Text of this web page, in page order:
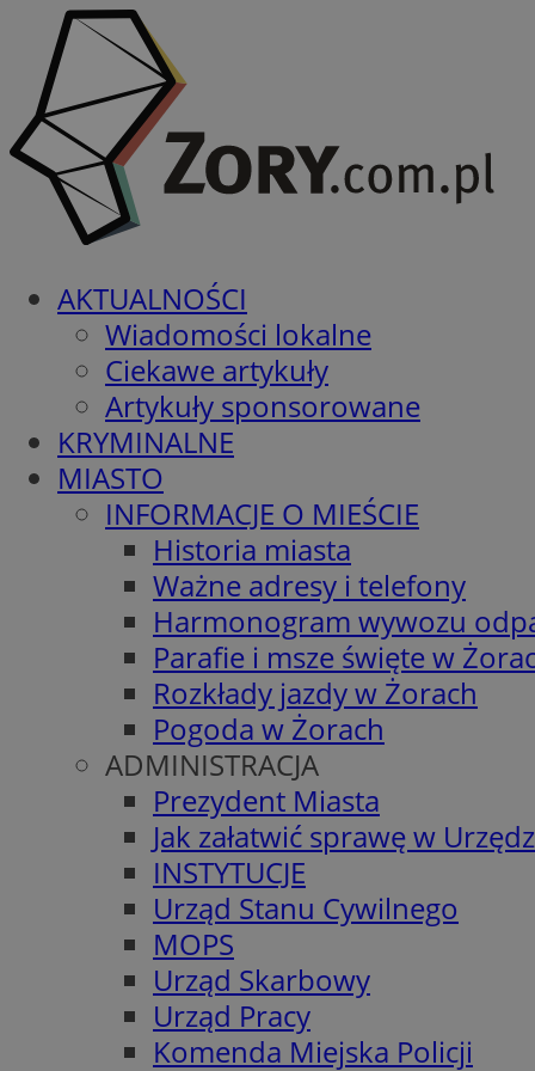
AKTUALNOŚCI
Wiadomości lokalne
Ciekawe artykuły
Artykuły sponsorowane
KRYMINALNE
MIASTO
INFORMACJE O MIEŚCIE
Historia miasta
Ważne adresy i telefony
Harmonogram wywozu
Parafie i msze święte w
Rozkłady jazdy w Żorach
Pogoda w Żorach
ADMINISTRACJA
Prezydent Miasta
Jak załatwić sprawę w
INSTYTUCJE
Urząd Stanu Cywilnego
MOPS
Urząd Skarbowy
Urząd Pracy
Komenda Miejska Policji